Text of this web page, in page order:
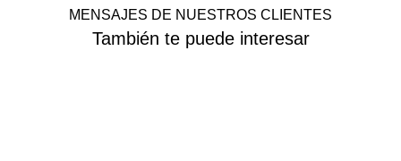
MENSAJES DE NUESTROS CLIENTES
También te puede interesar